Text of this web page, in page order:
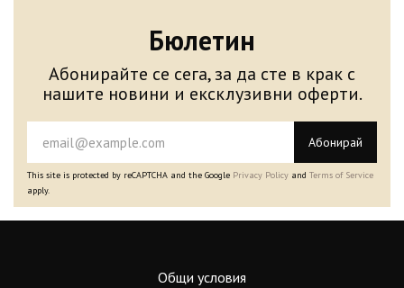
Бюлетин
Абонирайте се сега, за да сте в крак с
нашите новини и ексклузивни оферти.
Абонирай
This site is protected by reCAPTCHA and the Google Privacy Policy and Terms of Service
apply.
Общи условия